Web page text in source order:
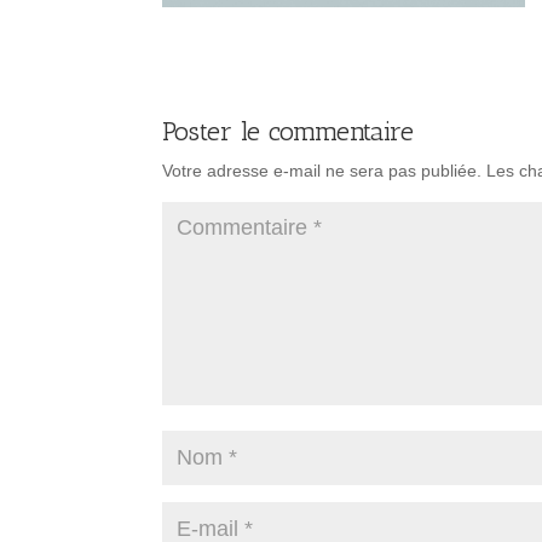
Poster le commentaire
Votre adresse e-mail ne sera pas publiée. Les